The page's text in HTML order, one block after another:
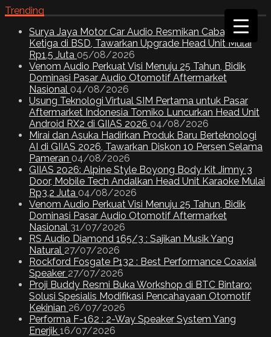
Trending
Surya Jaya Motor Car Audio Resmikan Cabang
Ketiga di BSD, Tawarkan Upgrade Head Unit Mulai
Rp1,5 Juta 05/08/2026
Venom Audio Perkuat Visi Menuju 25 Tahun, Bidik
Dominasi Pasar Audio Otomotif Aftermarket
Nasional 04/08/2026
Usung Teknologi Virtual SIM Pertama untuk Pasar
Aftermarket Indonesia Tomiko Luncurkan Head Unit
Android RX2 di GIIAS 2026 04/08/2026
Mirai dan Asuka Hadirkan Produk Baru Berteknologi
AI di GIIAS 2026, Tawarkan Diskon 10 Persen Selama
Pameran 04/08/2026
GIIAS 2026: Alpine Style Boyong Body Kit Jimny 3
Door, Mobile Tech Andalkan Head Unit Karaoke Mulai
Rp3,2 Juta 04/08/2026
Venom Audio Perkuat Visi Menuju 25 Tahun, Bidik
Dominasi Pasar Audio Otomotif Aftermarket
Nasional 31/07/2026
RS Audio Diamond 165/3 : Sajikan Musik Yang
Natural 27/07/2026
Rockford Fosgate P132 : Best Performance Coaxial
Speaker 27/07/2026
Proji Buddy Resmi Buka Workshop di BTC Bintaro:
Solusi Spesialis Modifikasi Pencahayaan Otomotif
Kekinian 26/07/2026
Performa F-162 : 2-Way Speaker System Yang
Enerjik 16/07/2026